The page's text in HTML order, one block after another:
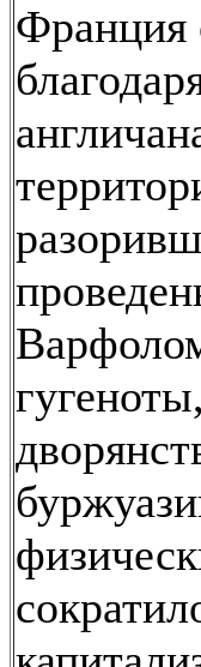
Франция